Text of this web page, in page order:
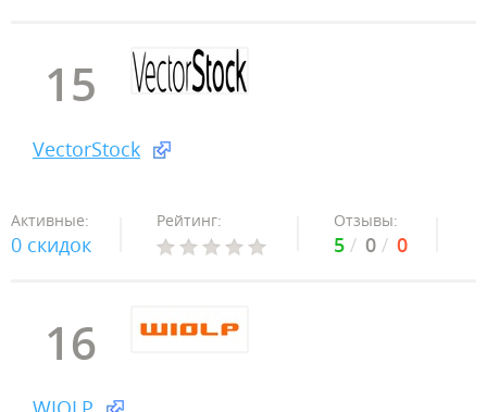
15
VectorStock
Активные:
0 скидок
Рейтинг: Отзывы:
5 0 0
16